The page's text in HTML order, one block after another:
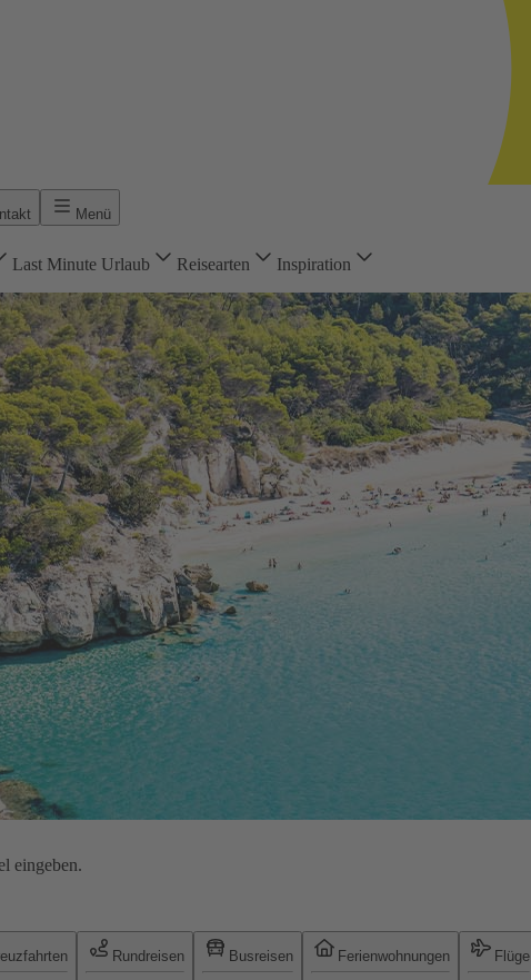
Menü
Last Minute Urlaub Reisearten Inspiration
eingeben.
Rundreisen Busreisen Ferienwohnungen Flüge